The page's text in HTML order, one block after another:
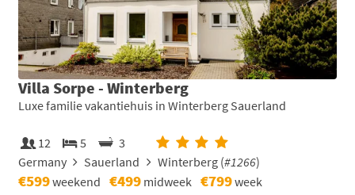
Villa Sorpe - Winterberg
Luxe familie vakantiehuis in Winterberg Sauerland
12 5
3
Germany
Sauerland Winterberg (#1266)
€599weekend €499 midweek €799week